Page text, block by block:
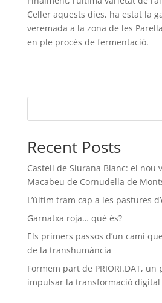
Celler aquests dies, ha estat la
veremada a la zona de les
en ple procés de fermentació.
Recent Posts
Castell de Siurana Blanc: el nou
Macabeu de Cornudella de
L’últim tram cap a les pastures
Garnatxa roja… què és?
Els primers passos d’un camí
de la transhumància
Formem part de PRIORI.DAT, un
impulsar la transformació